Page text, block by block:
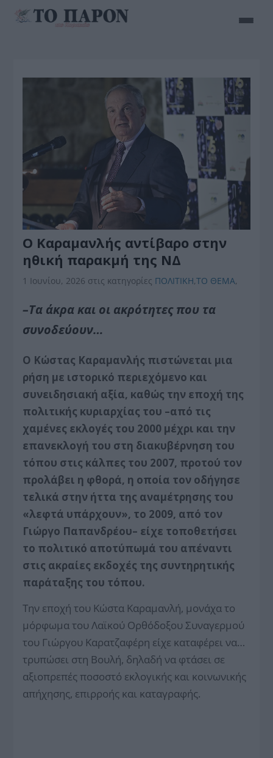
Ο Καραμανλής αντίβαρο στην
ηθική παρακμή της ΝΔ
1 Ιουνίου, 2026 στις κατηγορίες ΠΟΛΙΤΙΚΗ,ΤΟ ΘΕΜΑ,
–Τα άκρα και οι ακρότητες που τα
συνοδεύουν…
Ο Κώστας Καραμανλής πιστώνεται μια
ρήση με ιστορικό περιεχόμενο και
συνειδησιακή αξία, καθώς την εποχή της
πολιτικής κυριαρχίας του –από τις
χαμένες εκλογές του 2000 μέχρι και την
επανεκλογή του στη διακυβέρνηση του
τόπου στις κάλπες του 2007, προτού τον
προλάβει η φθορά, η οποία τον οδήγησε
τελικά στην ήττα της αναμέτρησης του
«λεφτά υπάρχουν», το 2009, από τον
Γιώργο Παπανδρέου– είχε τοποθετήσει
το πολιτικό αποτύπωμά του απέναντι
στις ακραίες εκδοχές της συντηρητικής
παράταξης του τόπου.
Την εποχή του Κώστα Καραμανλή, μονάχα το
μόρφωμα του Λαϊκού Ορθόδοξου Συναγερμού
του Γιώργου Καρατζαφέρη είχε καταφέρει να…
τρυπώσει στη Βουλή, δηλαδή να φτάσει σε
αξιοπρεπές ποσοστό εκλογικής και κοινωνικής
απήχησης, επιρροής και καταγραφής.